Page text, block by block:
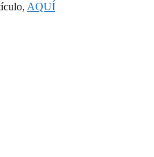
AQUÍ